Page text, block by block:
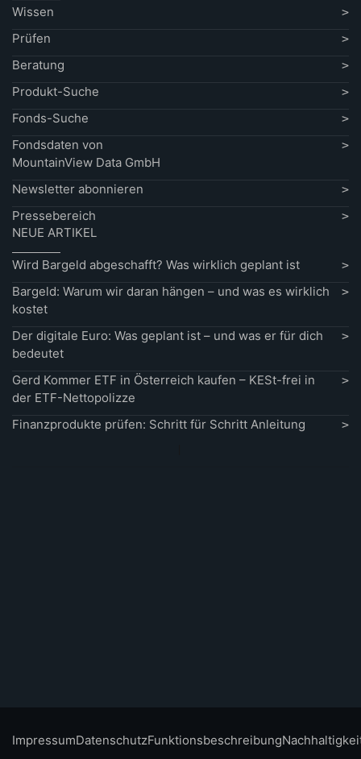
Wissen
Prüfen
Beratung
Produkt-Suche
Fonds-Suche
Fondsdaten von
MountainView Data GmbH
Newsletter abonnieren
Pressebereich
NEUE ARTIKEL
Wird Bargeld abgeschafft? Was wirklich geplant ist
Bargeld: Warum wir daran hängen – und was es wirklich
kostet
Der digitale Euro: Was geplant ist – und was er für dich
bedeutet
Gerd Kommer ETF in Österreich kaufen – KESt-frei in
der ETF-Nettopolizze
Finanzprodukte prüfen: Schritt für Schritt Anleitung
ImpressumDatenschutzFunktionsbeschreibung